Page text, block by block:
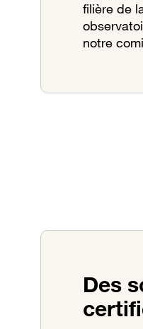
filière de
notre
Des